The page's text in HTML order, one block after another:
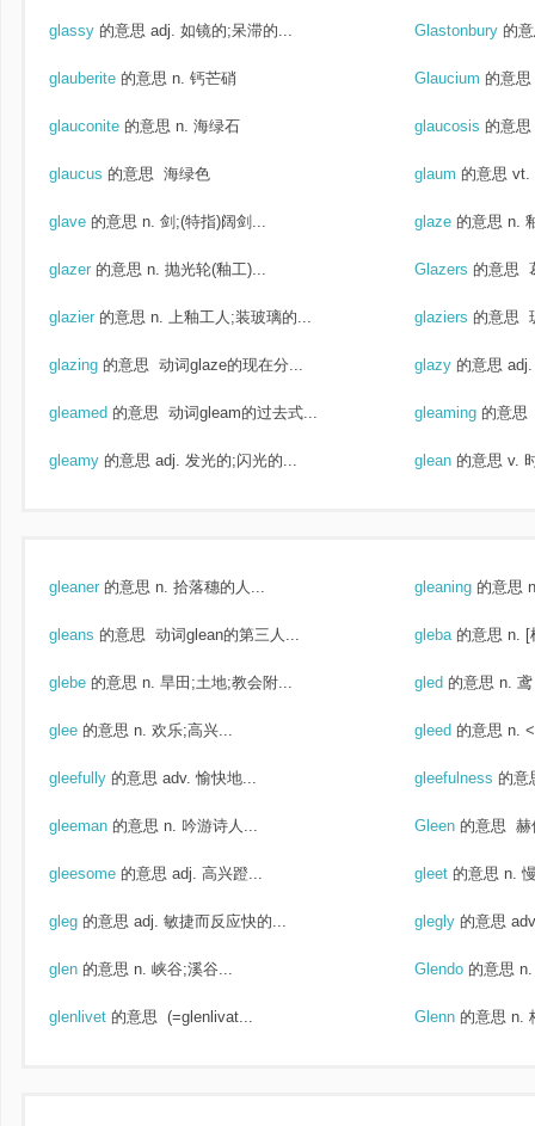
glassy 的意思 adj. 如镜的;呆滞的... Glastonbury 的
glauberite 的意思 n. 钙芒硝 Glaucium 的意思
glauconite 的意思 n. 海绿石 glaucosis 的意思
glaucus 的意思 海绿色 glaum 的意思 vt.
glave 的意思 n. 剑;(特指)阔剑... glaze 的意思 n.
glazer 的意思 n. 抛光轮(釉工)... Glazers 的意思
glazier 的意思 n. 上釉工人;装玻璃的... glaziers 的意思
glazing 的意思 动词glaze的现在分... glazy 的意思
gleamed 的意思 动词gleam的过去式... gleaming 的意思
gleamy 的意思 adj. 发光的;闪光的... glean 的意思 v.
gleaner 的意思 n. 拾落穗的人... gleaning 的意思
gleans 的意思 动词glean的第三人... gleba 的意思 n. [
glebe 的意思 n. 旱田;土地;教会附... gled 的意思 n. 鸢
glee 的意思 n. 欢乐;高兴... gleed 的意思 n.
gleefully 的意思 adv. 愉快地... gleefulness 的意
gleeman 的意思 n. 吟游诗人... Gleen 的意思 赫
gleesome 的意思 adj. 高兴蹬... gleet 的意思 n.
gleg 的意思 adj. 敏捷而反应快的... glegly 的意思
glen 的意思 n. 峡谷;溪谷... Glendo 的意思
glenlivet 的意思 (=glenlivat... Glenn 的意思 n.